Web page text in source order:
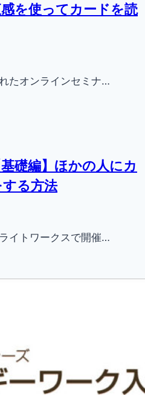
感を使ってカードを読
たオンラインセミナ…
礎編】ほかの人にカ
る方法
イトワークスで開催…